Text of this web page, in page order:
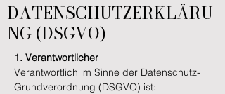
DATENSCHUTZERKLÄRU
NG (DSGVO)
1. Verantwortlicher
Verantwortlich im Sinne der Datenschutz-
Grundverordnung (DSGVO) ist: